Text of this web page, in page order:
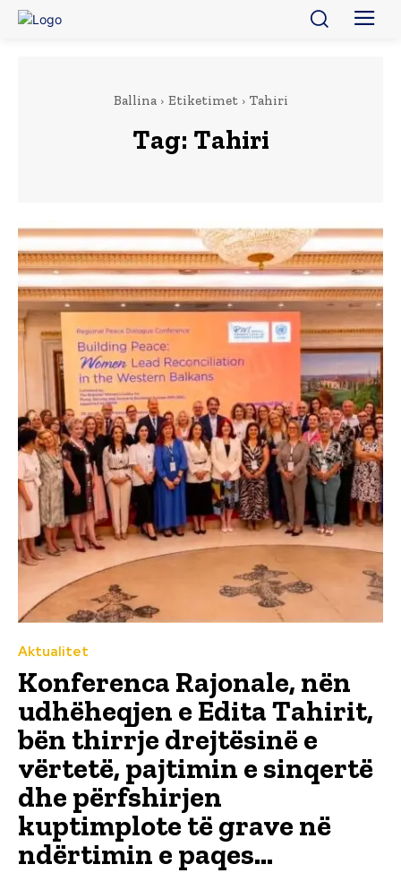
Ballina Etiketimet Tahiri
Tag: Tahiri
Aktualitet
Konferenca Rajonale, nën
udhëheqjen e Edita Tahirit,
bën thirrje drejtësinë e
vërtetë, pajtimin e sinqertë
dhe përfshirjen
kuptimplote të grave në
ndërtimin e paqes...